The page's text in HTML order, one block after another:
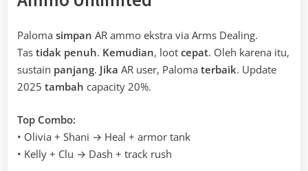
Paloma simpan AR ammo ekstra via Arms Dealing.
Tas tidak penuh. Kemudian, loot cepat. Oleh karena itu,
sustain panjang. Jika AR user, Paloma terbaik. Update
2025 tambah capacity 20%.
Top Combo:
• Olivia + Shani → Heal + armor tank
• Kelly + Clu → Dash + track rush